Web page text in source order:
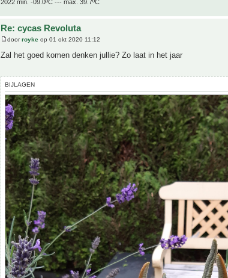
2022 min. -09.0ºC --- max. 39.7ºC
Re: cycas Revoluta
doorroyke op 01 okt 2020 11:12
Zal het goed komen denken jullie? Zo laat in het jaar
BIJLAGEN